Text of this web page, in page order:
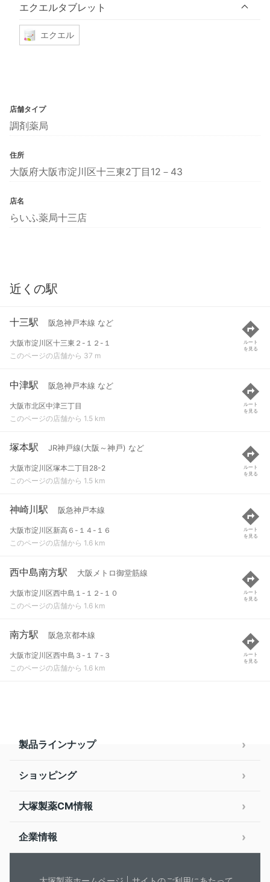
エクエルタブレット
エクエル
店舗タイプ
調剤薬局
住所
大阪府大阪市淀川区十三東2丁目12－43
店名
らいふ薬局十三店
近くの駅
十三駅 阪急神戸本線 など
大阪市淀川区十三東２-１２-１
このページの店舗から 37 m
ルート
を見る
中津駅 阪急神戸本線 など
大阪市北区中津三丁目
このページの店舗から 1.5 km
ルート
を見る
塚本駅 JR神戸線(大阪～神戸) など
大阪市淀川区塚本二丁目28-2
このページの店舗から 1.5 km
ルート
を見る
神崎川駅 阪急神戸本線
大阪市淀川区新高６-１４-１６
このページの店舗から 1.6 km
ルート
を見る
西中島南方駅 大阪メトロ御堂筋線
大阪市淀川区西中島１-１２-１０
このページの店舗から 1.6 km
ルート
を見る
南方駅 阪急京都本線
大阪市淀川区西中島３-１７-３
このページの店舗から 1.6 km
ルート
を見る
製品ラインナップ
ショッピング
大塚製薬CM情報
企業情報